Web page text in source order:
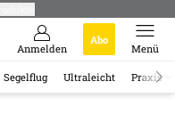
Anmelden
Abo
Menü
Segelflug Ultraleicht Praxis